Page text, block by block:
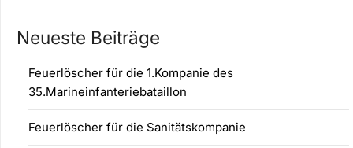
Neueste Beiträge
Feuerlöscher für die 1.Kompanie des
35.Marineinfanteriebataillon
Feuerlöscher für die Sanitätskompanie